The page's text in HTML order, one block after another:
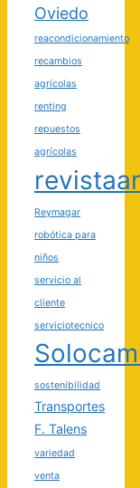
Oviedo
reacondicionamiento
recambios
agrícolas
renting
repuestos
agrícolas
Reymagar
robótica para
niños
servicio al
cliente
serviciotecnico
sostenibilidad
Transportes
F. Talens
variedad
venta